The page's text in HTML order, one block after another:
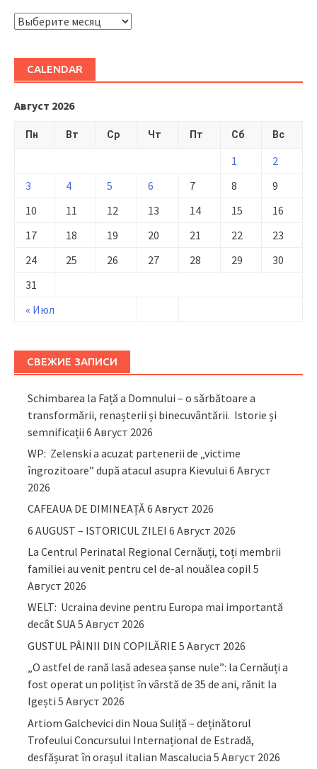
ARHIVĂ
CALENDAR
Август 2026
Пн Вт Ср Чт Пт Сб Вс
« Июл
1
2
3
4 5 6 7 8
9
10
11 12 13 14 15
16
17
18 19 20 21 22
23
24
25 26 27 28 29
30
31
СВЕЖИЕ ЗАПИСИ
Schimbarea la Față a Domnului – o sărbătoare a
transformării, renașterii și binecuvântării. Istorie și
semnificații 6 Август 2026
WP: Zelenski a acuzat partenerii de „victime
îngrozitoare” după atacul asupra Kievului 6 Август
2026
CAFEAUA DE DIMINEAȚĂ6 Август 2026
6 AUGUST – ISTORICUL ZILEI 6 Август 2026
La Centrul Perinatal Regional Cernăuți, toți membrii
familiei au venit pentru cel de-al nouălea copil 5
Август 2026
WELT: Ucraina devine pentru Europa mai importantă
decât SUA5 Август 2026
GUSTUL PÂINII DIN COPILĂRIE 5 Август 2026
„O astfel de rană lasă adesea șanse nule”: la Cernăuți a
fost operat un polițist în vârstă de 35 de ani, rănit la
Igești 5 Август 2026
Artiom Galchevici din Noua Suliță – deținătorul
Trofeului Concursului Internațional de Estradă,
desfășurat în orașul italian Mascalucia 5 Август 2026